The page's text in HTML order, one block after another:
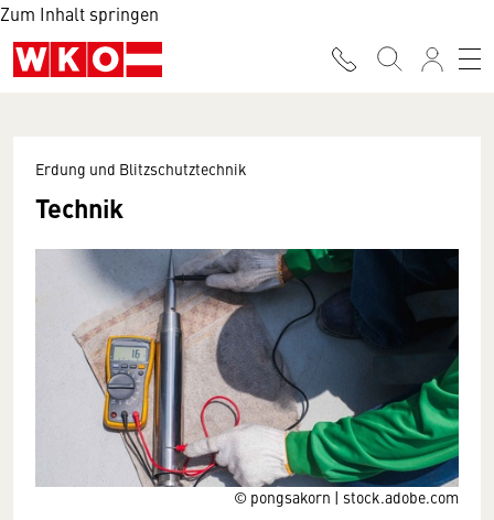
Zum Inhalt springen
© pongsakorn | stock.adobe.com
Erdung und Blitzschutztechnik
Technik